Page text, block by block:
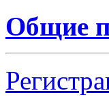
Общие